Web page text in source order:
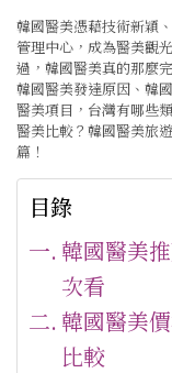
韓國醫美憑藉技術新穎
管理中心，成為醫美觀
過，韓國醫美真的那麼
韓國醫美發達原因、韓
醫美項目，台灣有哪些
醫美比較？韓國醫美旅
篇！
目錄
韓國醫美
次看
韓國醫美
比較